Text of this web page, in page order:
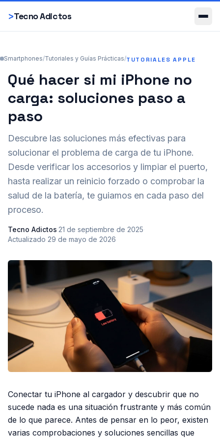
>Tecno Adictos
Smartphones
Smartphones/Tutoriales y Guías Prácticas/TUTORIALES APPLE
Qué hacer si mi iPhone no
carga: soluciones paso a
paso
Descubre las soluciones más efectivas para
solucionar el problema de carga de tu iPhone.
Desde verificar los accesorios y limpiar el puerto,
hasta realizar un reinicio forzado o comprobar la
salud de la batería, te guiamos en cada paso del
proceso.
Tecno Adictos·21 de septiembre de 2025·
Actualizado 29 de mayo de 2026
Conectar tu iPhone al cargador y descubrir que no
sucede nada es una situación frustrante y más común
de lo que parece. Antes de pensar en lo peor, existen
varias comprobaciones y soluciones sencillas que